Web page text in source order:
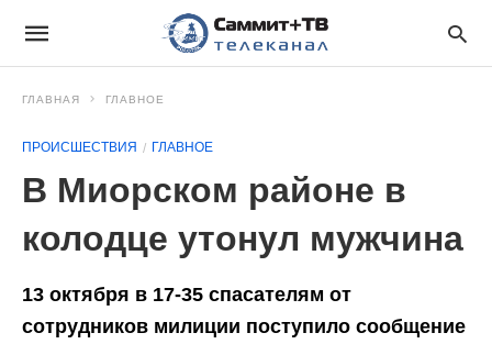
ГЛАВНАЯ ГЛАВНОЕ
ПРОИСШЕСТВИЯ ГЛАВНОЕ
В Миорском районе в
колодце утонул мужчина
13 октября в 17-35 спасателям от
сотрудников милиции поступило сообщение